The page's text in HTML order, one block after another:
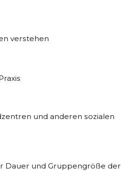
verstehen
und anderen sozialen
Dauer und Gruppengröße der